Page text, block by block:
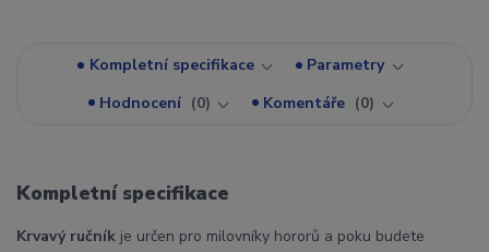
Kompletní specifikace
Parametry
Hodnocení
0 Komentáře 0
Kompletní specifikace
Krvavý ručník je určen pro milovníky hororů a poku budete